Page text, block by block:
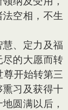
空相，不生
、定力及福
的大愿而转
尊开始转第三
习及获得十
圆满以后，